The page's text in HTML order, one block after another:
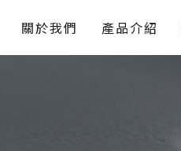
關於我們 產品介紹